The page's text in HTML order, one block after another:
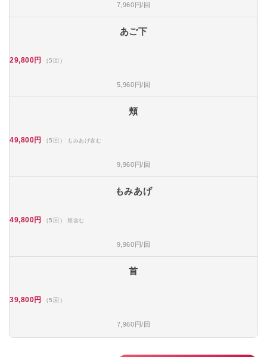
7,960円/回
あご下
29,800円 （5回）
5,960円/回
頬
49,800円 （5回） もみあげ含む
9,960円/回
もみあげ
49,800円 （5回） 頬含む
9,960円/回
首
39,800円 （5回）
7,960円/回